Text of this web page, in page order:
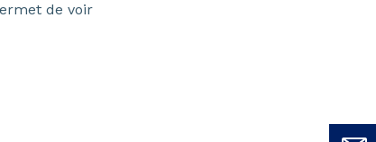
de voir